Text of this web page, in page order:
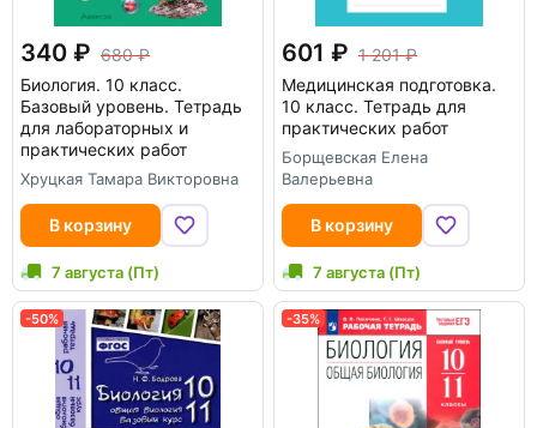
340
680
Биология. 10 класс.
Базовый уровень. Тетрадь
для лабораторных и
практических работ
Хруцкая Тамара Викторовна
В корзину
7 августа (Пт)
601
1 201
Медицинская подготовка.
10 класс. Тетрадь для
практических работ
Борщевская Елена
Валерьевна
В корзину
7 августа (Пт)
-50% -35%